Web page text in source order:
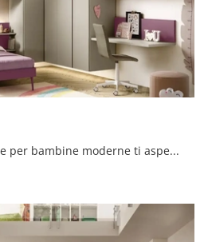
Le più originali camerette per bambine moderne ti aspettano! Scopri il modello K116 di Moretti Compact Camerette.